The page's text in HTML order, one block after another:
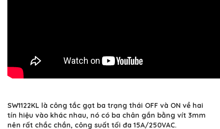
SW1122KL là công tắc gạt ba trạng thái OFF và ON về hai
tín hiệu vào khác nhau, nó có ba chân gắn bằng vít 3mm
nên rất chắc chắn, công suất tối đa 15A/250VAC.